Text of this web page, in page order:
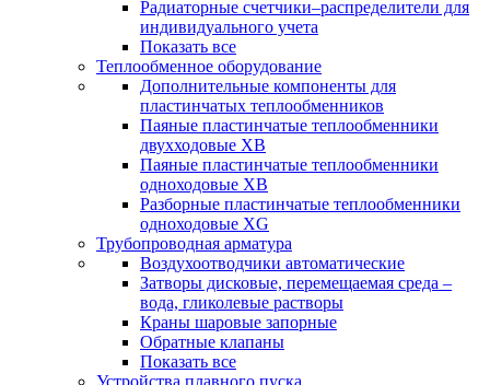
Радиаторные счетчики–распределители для
индивидуального учета
Показать все
Теплообменное оборудование
Дополнительные компоненты для
пластинчатых теплообменников
Паяные пластинчатые теплообменники
двухходовые XB
Паяные пластинчатые теплообменники
одноходовые ХВ
Разборные пластинчатые теплообменники
одноходовые ХG
Трубопроводная арматура
Воздухоотводчики автоматические
Затворы дисковые, перемещаемая среда –
вода, гликолевые растворы
Краны шаровые запорные
Обратные клапаны
Показать все
Устройства плавного пуска